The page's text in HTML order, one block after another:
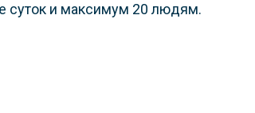
суток и максимум 20 людям.